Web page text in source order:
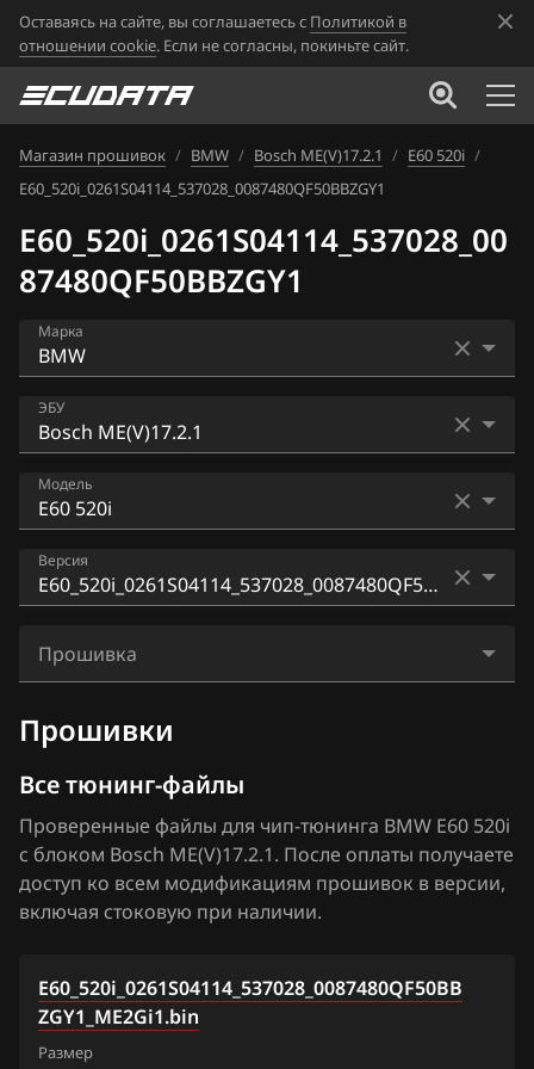
Оставаясь на сайте, вы соглашаетесь с Политикой в
отношении cookie. Если не согласны, покиньте сайт.
Магазин прошивок / BMW / Bosch ME(V)17.2.1 / E60 520i /
E60_520i_0261S04114_537028_0087480QF50BBZGY1
E60_520i_0261S04114_537028_00
87480QF50BBZGY1
Марка
Acura
Alfa Romeo
ATLAS
BAIC
Bentley
BMW
Brilliance
BYD
Cadillac
Changan
Chery
ЭБУ
Bosch EDC16CP35
Bosch EDC17C41
Bosch EDC17C50
Bosch EDC17C76
Bosch MD1CP002
Bosch MD1CP032
Bosch MDG1 (MDG1G 35UP)
Bosch MDG1 (MDG1G LK)
Модель
E60 520i
E60 520i, 525i
E60 525i
E84 2.0i
E87 116i
E87 118i
E87 2.0i
E90, E91 318i
E90, E91 320i
Версия
E60_520i_0261S04114_395609_0087480Q900BBW
E60_520i_0261S04114_395609_0087480Q900BBZG
Y2
E60_520i_0261S04114_537028_0087480QF50BBZG
Y1
Прошивка
Y1_ME2Gi1.bin
Прошивки
Все тюнинг-файлы
Проверенные файлы для чип-тюнинга BMW E60 520i
с блоком Bosch ME(V)17.2.1. После оплаты получаете
доступ ко всем модификациям прошивок в версии,
включая стоковую при наличии.
E60_520i_0261S04114_537028_0087480QF50BB
ZGY1_ME2Gi1.bin
Размер